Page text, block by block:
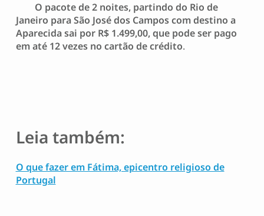
O pacote de 2 noites, partindo do Rio de
Janeiro para São José dos Campos com destino a
Aparecida sai por R$ 1.499,00, que pode ser pago
em até 12 vezes no cartão de crédito.
Leia também:
O que fazer em Fátima, epicentro religioso de
Portugal